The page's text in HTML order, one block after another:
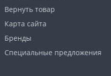
Вернуть товар
Карта сайта
Бренды
Специальные предложения